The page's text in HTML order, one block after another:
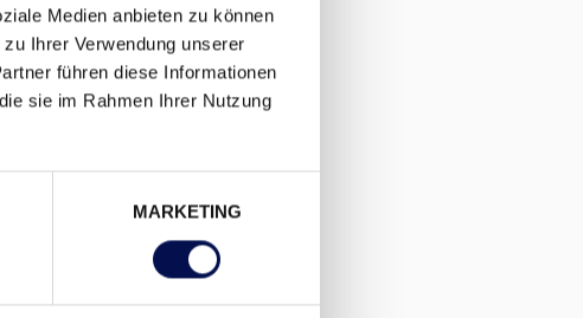
Medien anbieten zu können
Ihrer Verwendung unserer
führen diese Informationen
sie im Rahmen Ihrer Nutzung
MARKETING